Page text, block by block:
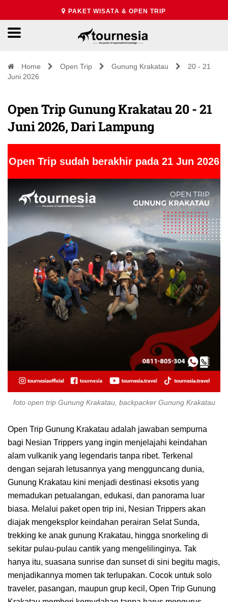
PAKET WISATA & OPEN TRIP
Home Open Trip Gunung Krakatau
20 - 21
Juni 2026
Open Trip Gunung Krakatau 20 - 21
Juni 2026, Dari Lampung
Open Trip sudah berakhir pada 21 Jun 2026
foto open trip Gunung Krakatau, backpacker Gunung Krakatau
Open Trip Gunung Krakatau adalah jawaban sempurna
bagi Nesian Trippers yang ingin menjelajahi keindahan
alam vulkanik yang legendaris tanpa ribet. Terkenal
dengan sejarah letusannya yang mengguncang dunia,
Gunung Krakatau kini menjadi destinasi eksotis yang
memadukan petualangan, edukasi, dan panorama luar
biasa. Melalui paket open trip ini, Nesian Trippers akan
diajak mengeksplor keindahan perairan Selat Sunda,
trekking ke anak gunung Krakatau, hingga snorkeling di
sekitar pulau-pulau cantik yang mengelilinginya. Tak
hanya itu, suasana sunrise dan sunset di sini begitu magis,
menjadikannya momen tak terlupakan. Cocok untuk solo
traveler, pasangan, maupun grup kecil, Open Trip Gunung